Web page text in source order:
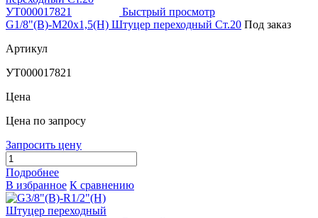
Быстрый просмотр
G1/8"(В)-М20х1,5(Н) Штуцер переходный Ст.20 Под заказ
Артикул
УТ000017821
Цена
Цена по запросу
Запросить цену
Подробнее
В избранное К сравнению